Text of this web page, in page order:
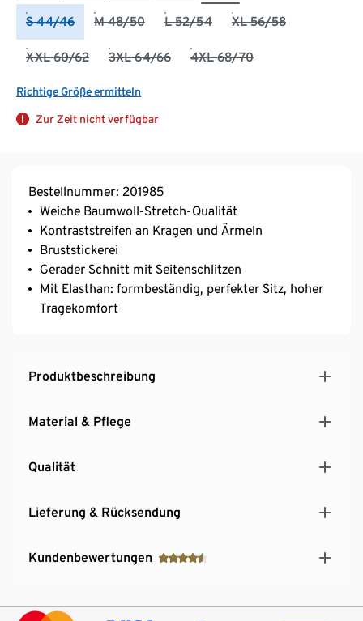
S 44/46 M 48/50 L 52/54 XL 56/58
XXL 60/62 3XL 64/66 4XL 68/70
Richtige Größe ermitteln
Zur Zeit nicht verfügbar
Bestellnummer: 201985
Weiche Baumwoll-Stretch-Qualität
Kontraststreifen an Kragen und Ärmeln
Bruststickerei
Gerader Schnitt mit Seitenschlitzen
Mit Elasthan: formbeständig, perfekter Sitz, hoher
Tragekomfort
Produktbeschreibung
Material & Pflege
Qualität
Lieferung & Rücksendung
Kundenbewertungen